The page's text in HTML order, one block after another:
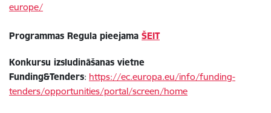
europe/
Programmas Regula pieejama ŠEIT
Konkursu izsludināšanas vietne
Funding&Tenders: https://ec.europa.eu/info/funding-
tenders/opportunities/portal/screen/home